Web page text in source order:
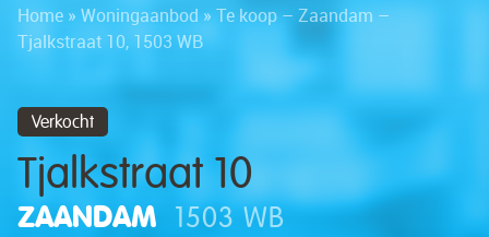
Home » Woningaanbod » Te koop – Zaandam –
Tjalkstraat 10, 1503 WB
Verkocht
Tjalkstraat 10
ZAANDAM 1503 WB